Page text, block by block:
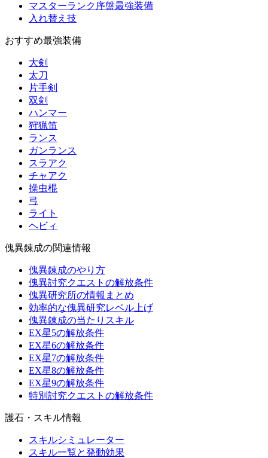
マスターランク序盤最強装備
入れ替え技
おすすめ最強装備
大剣
太刀
片手剣
双剣
ハンマー
狩猟笛
ランス
ガンランス
スラアク
チャアク
操虫棍
弓
ライト
ヘビィ
傀異錬成の関連情報
傀異錬成のやり方
傀異討究クエストの解放条件
傀異研究所の情報まとめ
効率的な傀異研究レベル上げ
傀異錬成の当たりスキル
EX星5の解放条件
EX星6の解放条件
EX星7の解放条件
EX星8の解放条件
EX星9の解放条件
特別討究クエストの解放条件
護石・スキル情報
スキルシミュレーター
スキル一覧と発動効果